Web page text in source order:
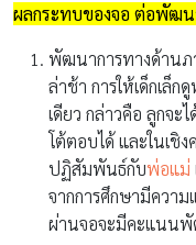
ผลกระทบของจอ ต่อพัฒน
พัฒนาการทางด้านภ
ล่าช้า การให้เด็กเล็
เดียว กล่าวคือ ลูกจะ
โต้ตอบได้ และในเชิ
ปฏิสัมพันธ์กับพ่อแม่
จากการศึกษามีความ
ผ่านจอจะมีคะแนนพั